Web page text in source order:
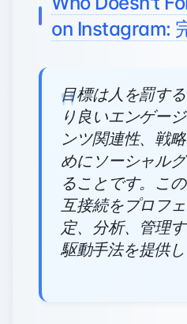
on Instagram:
目標は人を罰す
り良いエンゲー
ンツ関連性、戦
めにソーシャル
ることです。こ
互接続をプロフ
定、分析、管理
駆動手法を提供し